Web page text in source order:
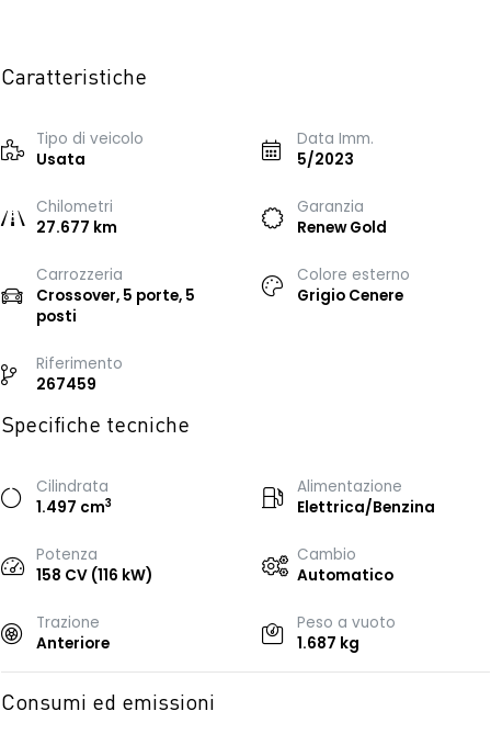
Caratteristiche
Tipo di veicolo
Usata
Data Imm.
5/2023
Chilometri
27.677 km
Garanzia
Renew Gold
Carrozzeria
Crossover, 5 porte, 5
posti
Colore esterno
Grigio Cenere
Riferimento
267459
Specifiche tecniche
Cilindrata
1.497 cm3
Alimentazione
Elettrica/Benzina
Potenza
158 CV (116 kW)
Cambio
Automatico
Trazione
Anteriore
Peso a vuoto
1.687 kg
Consumi ed emissioni